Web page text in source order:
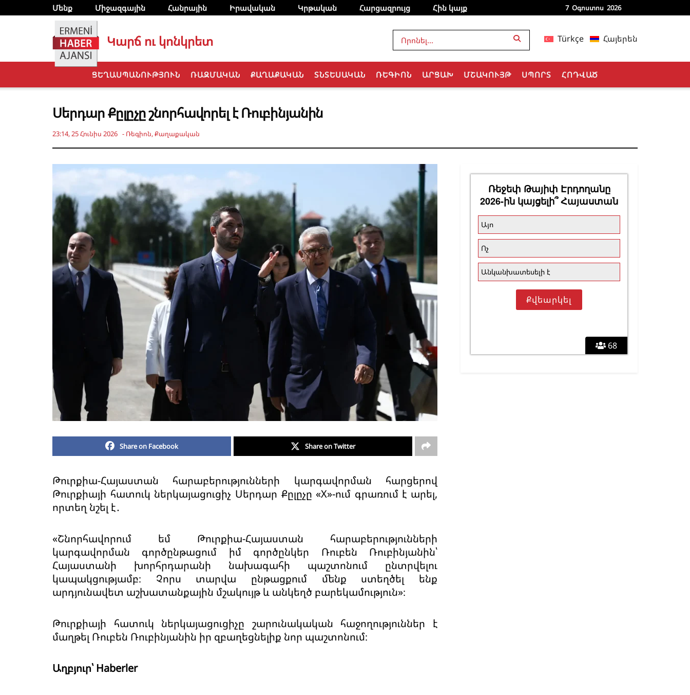
Մենք Միջազգային Հանրային Իրավական Կրթական Հարցազրույց Հին կայք 7 Օգոստոս 2026
Կարճ ու կոնկրետ Türkçe Հայերեն
ՑԵՂԱՍՊԱՆՈՒԹՅՈՒՆ ՌԱԶՄԱԿԱՆ ՔԱՂԱՔԱԿԱՆ ՏՆՏԵՍԱԿԱՆ ՌԵԳԻՈՆ ԱՐՑԱԽ ՄՇԱԿՈՒՅԹ ՍՊՈՐՏ ՀՈԴՎԱԾ
Սերդար Քըլըչը շնորհավորել է Ռուբինյանին
23:14, 25 Հունիս 2026 - Ռեգիոն,Քաղաքական
Share on Facebook Share on Twitter
Թուրքիա-Հայաստան հարաբերությունների կարգավորման հարցերով
Թուրքիայի հատուկ ներկայացուցիչ Սերդար Քըլըչը «X»-ում գրառում է արել,
որտեղ նշել է․
«Շնորհավորում եմ Թուրքիա-Հայաստան հարաբերությունների
կարգավորման գործընթացում իմ գործընկեր Ռուբեն Ռուբինյանին՝
Հայաստանի խորհրդարանի նախագահի պաշտոնում ընտրվելու
կապակցությամբ։ Չորս տարվա ընթացքում մենք ստեղծել ենք
արդյունավետ աշխատանքային մշակույթ և անկեղծ բարեկամություն»։
Թուրքիայի հատուկ ներկայացուցիչը շարունակական հաջողություններ է
մաղթել Ռուբեն Ռուբինյանին իր զբաղեցնելիք նոր պաշտոնում։
Աղբյուր՝ Haberler
68
Ռեջեփ Թայիփ Էրդողանը
2026-ին կայցելի՞ Հայաստան
Այո
Ոչ
Անկանխատեսելի է